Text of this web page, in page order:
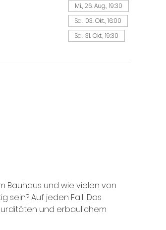
Mi., 26. Aug., 19:30
Sa., 03. Okt., 16:00
Sa., 31. Okt., 19:30
Bauhaus und wie vielen von
sein? Auf jeden Fall! Das
und erbaulichem